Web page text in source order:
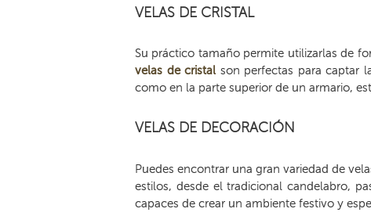
VELAS DE CRISTAL
Su práctico tamaño permite utilizarlas de
velas de cristal son perfectas para captar
como en la parte superior de un armario,
VELAS DE DECORACIÓN
Puedes encontrar una gran variedad de
estilos, desde el tradicional candelabro,
capaces de crear un ambiente festivo y